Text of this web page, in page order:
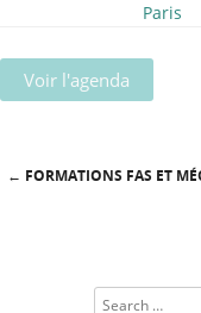
Paris
Voir l'agenda
← FORMATIONS FAS ET
Search